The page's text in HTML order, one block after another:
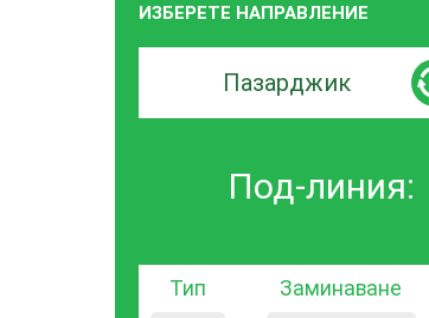
ИЗБЕРЕТЕ НАПРАВЛЕНИЕ
Търсачка
по
Под-линия:
Тип Заминаване